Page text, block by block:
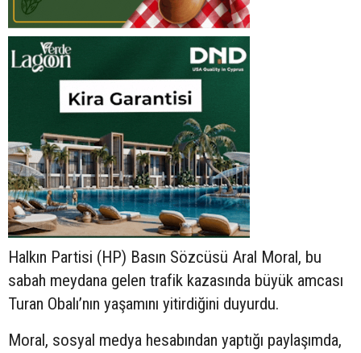
Halkın Partisi (HP) Basın Sözcüsü Aral Moral, bu
sabah meydana gelen trafik kazasında büyük amcası
Turan Obalı’nın yaşamını yitirdiğini duyurdu.
Moral, sosyal medya hesabından yaptığı paylaşımda,